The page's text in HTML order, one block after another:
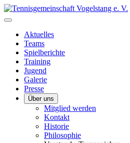
Aktuelles
Teams
Spielberichte
Training
Jugend
Galerie
Presse
Über uns
Mitglied werden
Kontakt
Historie
Philosophie